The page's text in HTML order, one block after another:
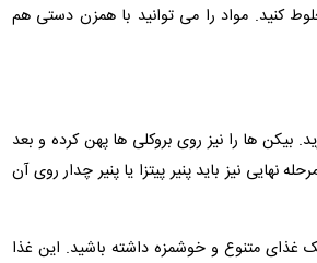
کنید. مواد را می توانید با همزن دستی هم
بیکن‌ ها را نیز روی بروکلی‌ ها پهن کرده و بعد
نهایی نیز باید پنیر پیتزا یا پنیر چدار روی آن
غذای متنوع و خوشمزه داشته باشید. این غذا